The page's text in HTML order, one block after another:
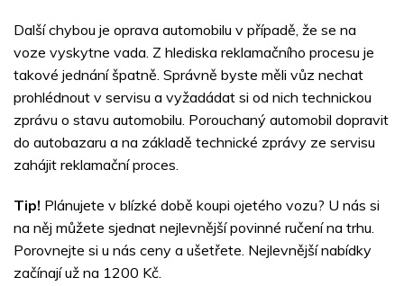
Další chybou je oprava automobilu v případě, že se na
voze vyskytne vada. Z hlediska reklamačního procesu je
takové jednání špatně. Správně byste měli vůz nechat
prohlédnout v servisu a vyžadádat si od nich technickou
zprávu o stavu automobilu. Porouchaný automobil dopravit
do autobazaru a na základě technické zprávy ze servisu
zahájit reklamační proces.
Tip! Plánujete v blízké době koupi ojetého vozu? U nás si
na něj můžete sjednat nejlevnější povinné ručení na trhu.
Porovnejte si u nás ceny a ušetřete. Nejlevnější nabídky
začínají už na 1200 Kč.